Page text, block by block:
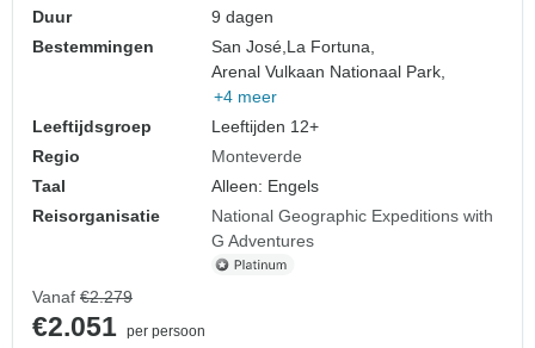
Duur
9 dagen
Bestemmingen
San José, La Fortuna,
Arenal Vulkaan Nationaal Park,
+4 meer
Leeftijdsgroep
Leeftijden 12+
Regio
Monteverde
Taal
Alleen: Engels
Reisorganisatie
National Geographic Expeditions with
G Adventures
Vanaf €2.279
€2.051 per persoon